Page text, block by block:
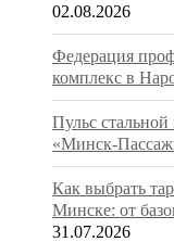
02.08.2026
Федерация
комплекс в
Пульс стальной
«Минск-
Как выбрать
Минске: от
31.07.2026